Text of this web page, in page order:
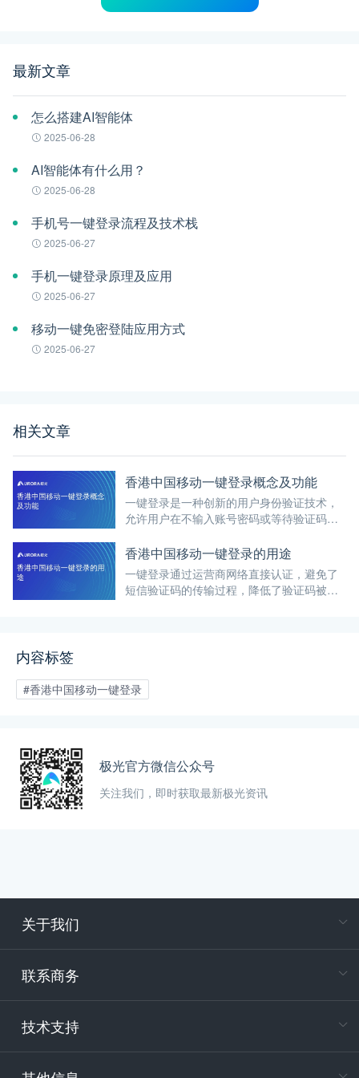
最新文章
怎么搭建AI智能体
2025-06-28
AI智能体有什么用？
2025-06-28
手机号一键登录流程及技术栈
2025-06-27
手机一键登录原理及应用
2025-06-27
移动一键免密登陆应用方式
2025-06-27
相关文章
香港中国移动一键登录概念及功能
一键登录是一种创新的用户身份验证技术，
允许用户在不输入账号密码或等待验证码的
点击）即可完成注册或登录过程。
香港中国移动一键登录的用途
一键登录通过运营商网络直接认证，避免了
短信验证码的传输过程，降低了验证码被拦
内容标签
#香港中国移动一键登录
极光官方微信公众号
关注我们，即时获取最新极光资讯
关于我们
联系商务
技术支持
电
400-